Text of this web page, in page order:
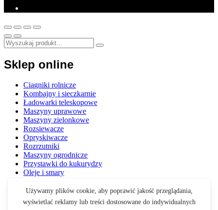
Sklep online
Ciągniki rolnicze
Kombajny i sieczkarnie
Ładowarki teleskopowe
Maszyny uprawowe
Maszyny zielonkowe
Rozsiewacze
Opryskiwacze
Rozrzutniki
Maszyny ogrodnicze
Przystawki do kukurydzy
Oleje i smary
Akcesoria
Zabawki